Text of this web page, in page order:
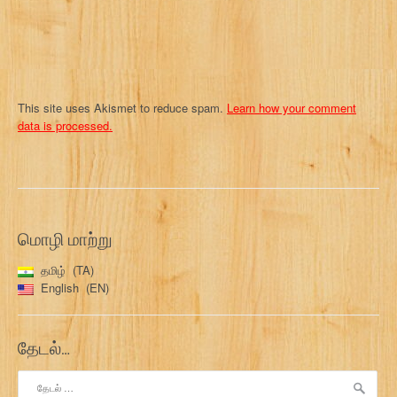
n
This site uses Akismet to reduce spam. Learn how your comment
data is processed.
மொழி மாற்று
தமிழ்
TA
English
EN
தேடல்…